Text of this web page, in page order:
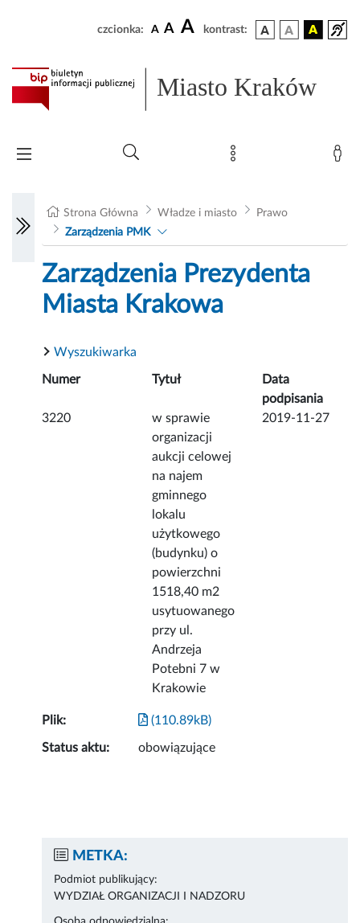
czcionka: A A A kontrast:
Miasto Kraków
Strona Główna Władze i miasto
Prawo
Zarządzenia PMK
Zarządzenia Prezydenta
Miasta Krakowa
Wyszukiwarka
Numer Tytuł
Data
podpisania
3220
w sprawie
organizacji
aukcji celowej
na najem
gminnego
lokalu
użytkowego
(budynku) o
powierzchni
1518,40 m2
usytuowanego
przy ul.
Andrzeja
Potebni 7 w
Krakowie
2019-11-27
Plik: (110.89kB)
Status aktu: obowiązujące
METKA:
Podmiot publikujący:
WYDZIAŁ ORGANIZACJI I NADZORU